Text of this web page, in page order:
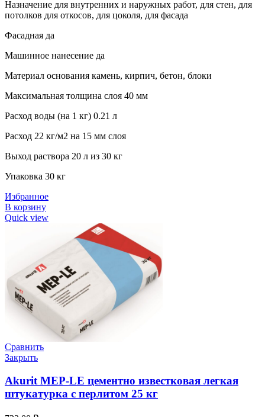
Назначение для внутренних и наружных работ, для стен, для
потолков для откосов, для цоколя, для фасада
Фасадная да
Машинное нанесение да
Материал основания камень, кирпич, бетон, блоки
Максимальная толщина слоя 40 мм
Расход воды (на 1 кг) 0.21 л
Расход 22 кг/м2 на 15 мм слоя
Выход раствора 20 л из 30 кг
Упаковка 30 кг
Избранное
В корзину
Quick view
Сравнить
Закрыть
Akurit MEP-LE цементно известковая легкая
штукатурка с перлитом 25 кг